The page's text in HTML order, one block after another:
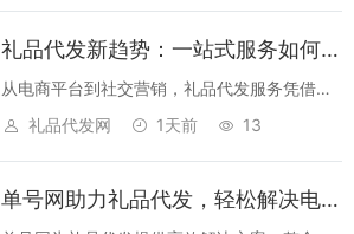
礼品代发新趋势：一站式服务如何重塑企业与个人送礼体验？
从电商平台到社交营销，礼品代发服务凭借高
效配送与定制化方案，成为企业福利、节日馈
礼品代发网 1天前 13
单号网助力礼品代发，轻松解决电商发货难题